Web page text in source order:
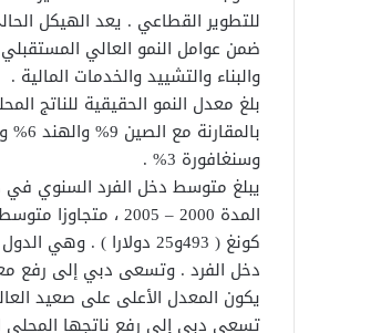
للتطوير القطاعي . يعد الهيكل
ضمن عوامل النمو العالي
والبناء والتشييد والخدمات المالية .
بالمقارنة مع الصين 9% والهند 6% وايرلندا 5% والولايات المتحدة
وسنغافورة 3% .
كونغ ( 493و25 دولارا
يكون المعدل الأعلى على صعيد
تسعى دبي إلى رفع ناتجها المحلي الإجمالي إلى ( 108 )